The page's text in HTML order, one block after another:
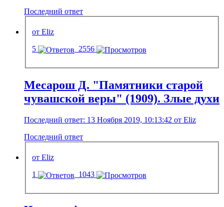
Последний ответ
от Eliz
5
2556
Месарош Д. "Памятники старой
чувашской веры" (1909). Злые духи
Последний ответ: 13 Ноября 2019, 10:13:42 от Eliz
Последний ответ
от Eliz
1
1043